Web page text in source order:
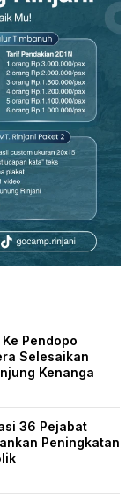
Pendopo
Selesaikan
Kenanga
36 Pejabat
Peningkatan